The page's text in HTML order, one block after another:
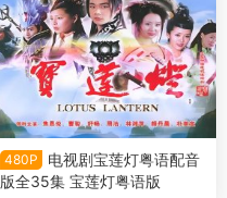
480P
电视剧宝莲灯粤语配音
版全35集 宝莲灯粤语版